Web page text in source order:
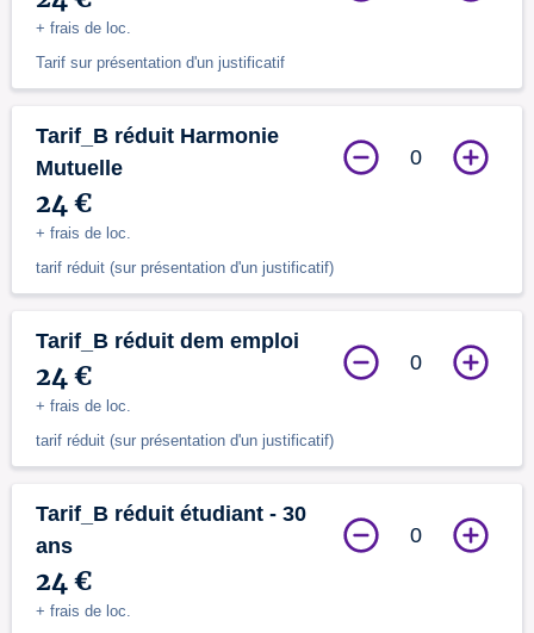
+ frais de loc.
Tarif sur présentation d'un justificatif
Tarif_B réduit Harmonie
Mutuelle
24 €
+ frais de loc.
tarif réduit (sur présentation d'un justificatif)
0
Tarif_B réduit dem emploi
24 €
+ frais de loc.
tarif réduit (sur présentation d'un justificatif)
0
Tarif_B réduit étudiant - 30
ans
24 €
+ frais de loc.
0